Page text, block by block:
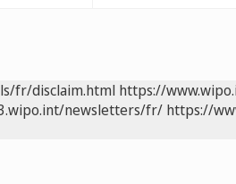
fr/disclaim.html https://
newsletters/fr/ https://